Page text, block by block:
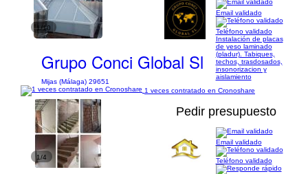
1/10
Grupo Conci Global Sl
Mijas (Málaga) 29651
Email validado
Teléfono validado
Instalación de placas
de yeso laminado
(pladur). Tabiques,
techos, trasdosados,
insonorizacion y
aislamiento
1 veces contratado en Cronoshare
1/4
Pedir presupuesto
Email validado
Teléfono validado